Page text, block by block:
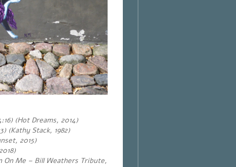
(Hot Dreams, 2014)
(Kathy Stack, 1982)
2015)
On Me – Bill Weathers Tribute,